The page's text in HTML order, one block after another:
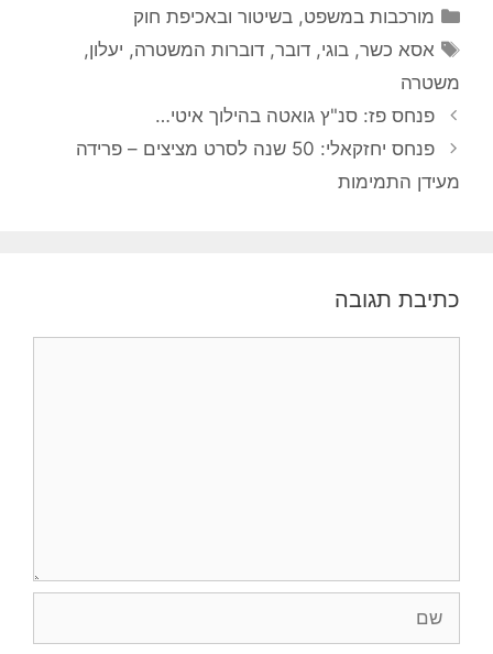
קטגוריות
מורכבות במשפט, בשיטור ובאכיפת חוק
תגיות
אסא כשר,בוגי,דובר,דוברות המשטרה, יעלון,
משטרה
פנחס פז: סנ"ץ גואטה בהילוך איטי…
פנחס יחזקאלי: 50 שנה לסרט מציצים – פרידה
מעידן התמימות
כתיבת תגובה